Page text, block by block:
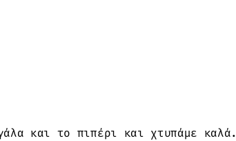
και το πιπέρι και χτυπάμε καλά.